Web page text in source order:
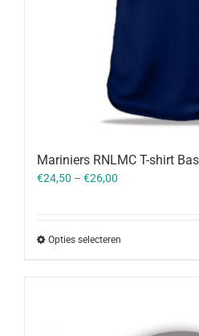
Mariniers RNLMC T-shirt
€24,50 – €26,00
Opties selecteren